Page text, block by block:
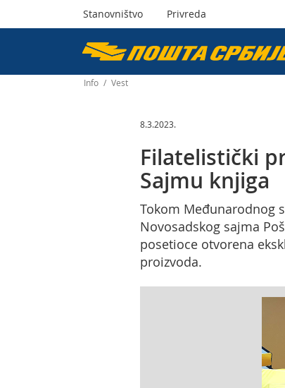
Пошта
Србије
Stanovništvo Privreda
Info / Vest
8.3.2023.
Filatelistički
Sajmu knjiga
Tokom Međunarodnog
Novosadskog sajma
posetioce otvorena
proizvoda.